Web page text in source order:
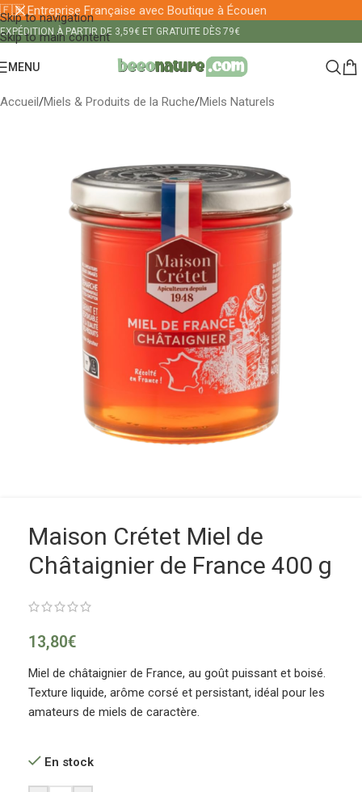
Skip to navigation
Skip to main content
🇫🇷 Entreprise Française avec Boutique à Écouen
EXPÉDITION À PARTIR DE 3,59€ ET GRATUITE DÈS 79€
MENU
Accueil/Miels & Produits de la Ruche/Miels Naturels
Maison Crétet Miel de
Châtaignier de France 400 g
13,80€
Miel de châtaignier de France, au goût puissant et boisé.
Texture liquide, arôme corsé et persistant, idéal pour les
amateurs de miels de caractère.
En stock